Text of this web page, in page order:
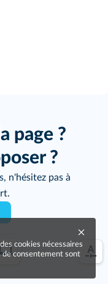
page ?
?
n'hésitez pas à
cookies nécessaires
consentement sont